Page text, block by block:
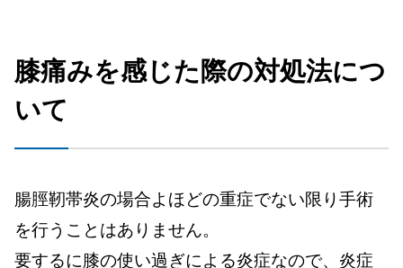
膝痛みを感じた際の対処法につ
いて
腸脛靭帯炎の場合よほどの重症でない限り手術
を行うことはありません。
要するに膝の使い過ぎによる炎症なので、炎症